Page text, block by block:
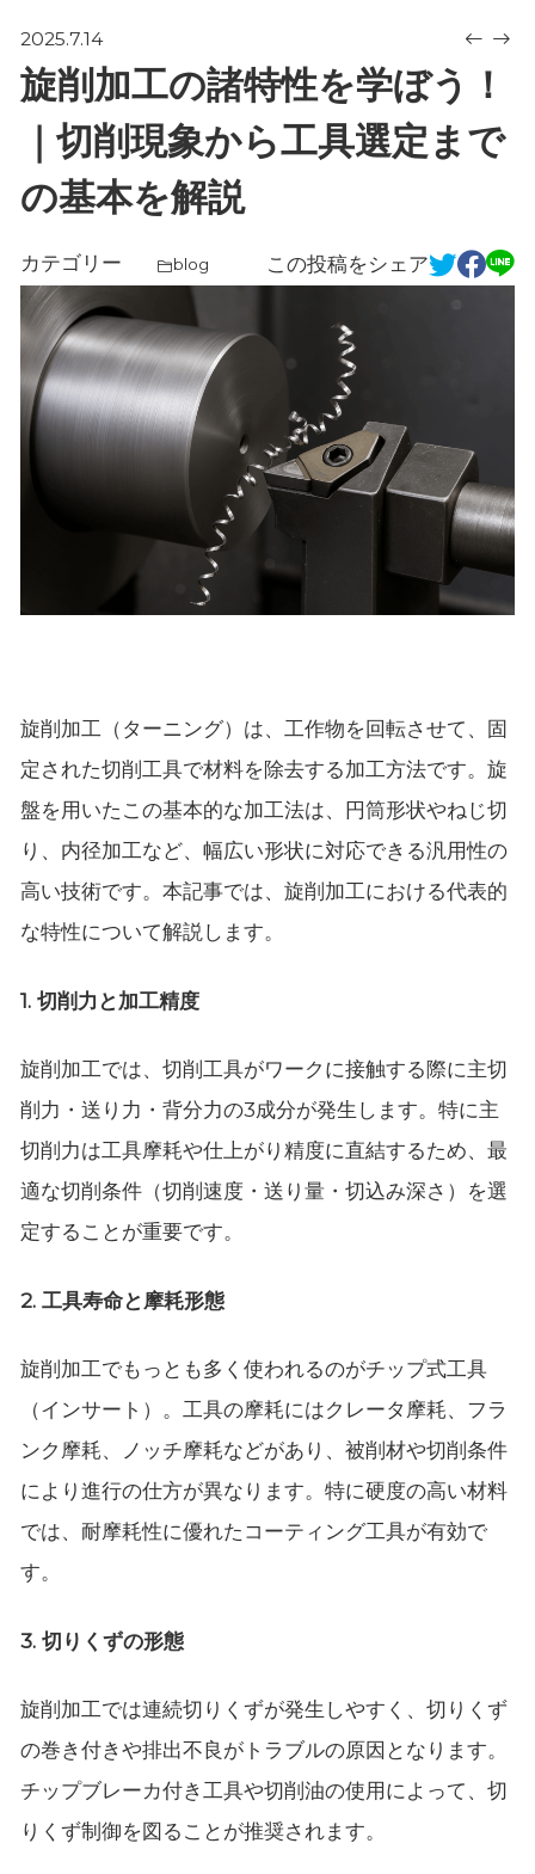
2025.7.14
旋削加工の諸特性を学ぼう！
｜切削現象から工具選定まで
の基本を解説
カテゴリー blog この投稿をシェア
旋削加工（ターニング）は、工作物を回転させて、固
定された切削工具で材料を除去する加工方法です。旋
盤を用いたこの基本的な加工法は、円筒形状やねじ切
り、内径加工など、幅広い形状に対応できる汎用性の
高い技術です。本記事では、旋削加工における代表的
な特性について解説します。
1. 切削力と加工精度
旋削加工では、切削工具がワークに接触する際に主切
削力・送り力・背分力の3成分が発生します。特に主
切削力は工具摩耗や仕上がり精度に直結するため、最
適な切削条件（切削速度・送り量・切込み深さ）を選
定することが重要です。
2. 工具寿命と摩耗形態
旋削加工でもっとも多く使われるのがチップ式工具
（インサート）。工具の摩耗にはクレータ摩耗、フラ
ンク摩耗、ノッチ摩耗などがあり、被削材や切削条件
により進行の仕方が異なります。特に硬度の高い材料
では、耐摩耗性に優れたコーティング工具が有効で
す。
3. 切りくずの形態
旋削加工では連続切りくずが発生しやすく、切りくず
の巻き付きや排出不良がトラブルの原因となります。
チップブレーカ付き工具や切削油の使用によって、切
りくず制御を図ることが推奨されます。